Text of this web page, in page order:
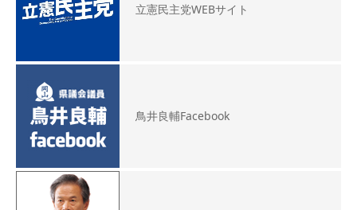
立憲民主党WEBサイト
鳥井良輔Facebook